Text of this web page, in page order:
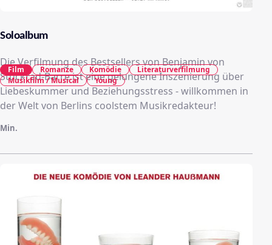
Soloalbum
Die Verfilmung des Bestsellers von Benjamin von
Stuckrad-Barre ist eine gelungene Inszenierung über
Liebeskummer und Beziehungsstress - willkommen in
der Welt von Berlins coolstem Musikredakteur!
Min.
Film Romanze Komödie
Literaturverfilmung
Musikfilm / Musical
Young